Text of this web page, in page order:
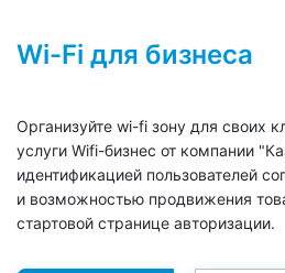
Wi-Fi для бизнеса
Организуйте wi-fi зону для своих
услуги Wifi-бизнес от компании
идентификацией пользователей
и возможностью продвижения
стартовой странице авторизации.